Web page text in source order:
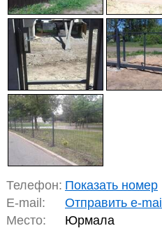
Телефон: Показать номер
E-mail:
Отправить e-mail
Место:
Юрмала